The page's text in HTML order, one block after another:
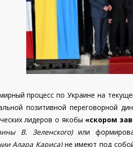
процесс по Украине на
позитивной переговорной
лидеров о якобы «скором
В. Зеленского)или
Алара Кариса)не имеют под собой